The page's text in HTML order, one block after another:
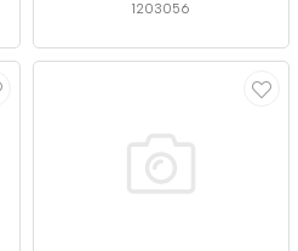
1203056